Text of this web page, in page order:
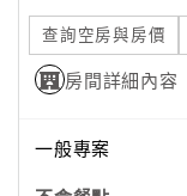
紅
利
查
查詢空房與房價
房間詳細內容
一般專案